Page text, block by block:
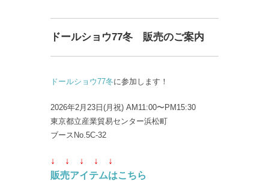
ドールショウ77冬 販売のご案内
ドールショウ77冬に参加します！
2026年2月23日(月祝) AM11:00〜PM15:30
東京都立産業貿易センター浜松町
ブースNo.5C-32
↓ ↓ ↓ ↓
↓
販売アイテムはこちら